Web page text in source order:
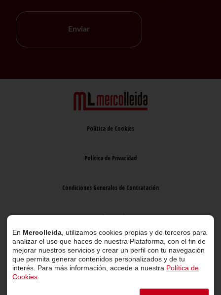
Enviar
Política de Cookies
Política de Privacidad
Condiciones Generales de Contratación
Aviso Legal
En Mercolleida , utilizamos cookies propias y de terceros para
analizar el uso que haces de nuestra Plataforma, con el fin de
mejorar nuestros servicios y crear un perfil con tu navegación
que permita generar contenidos personalizados y de tu
interés. Para más información, accede a nuestra Política de
Cookies